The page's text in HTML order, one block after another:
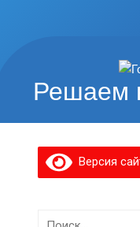
Решаем
Версия
Найти: